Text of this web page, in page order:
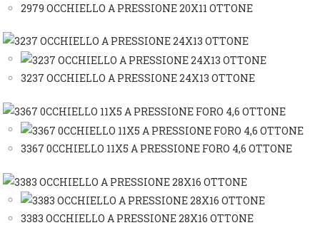
2979 OCCHIELLO A PRESSIONE 20X11 OTTONE
3237 OCCHIELLO A PRESSIONE 24X13 OTTONE
3367 0CCHIELLO 11X5 A PRESSIONE FORO 4,6 OTTONE
3383 OCCHIELLO A PRESSIONE 28X16 OTTONE